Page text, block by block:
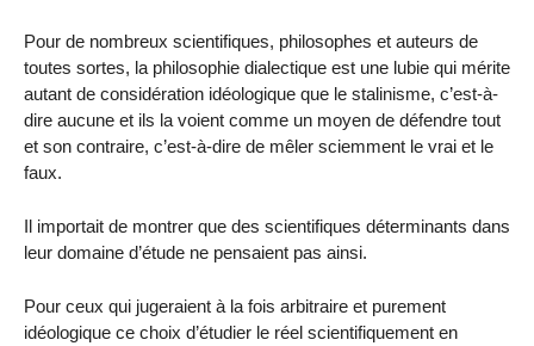
Pour de nombreux scientifiques, philosophes et auteurs de
toutes sortes, la philosophie dialectique est une lubie qui mérite
autant de considération idéologique que le stalinisme, c’est-à-
dire aucune et ils la voient comme un moyen de défendre tout
et son contraire, c’est-à-dire de mêler sciemment le vrai et le
faux.
Il importait de montrer que des scientifiques déterminants dans
leur domaine d’étude ne pensaient pas ainsi.
Pour ceux qui jugeraient à la fois arbitraire et purement
idéologique ce choix d’étudier le réel scientifiquement en